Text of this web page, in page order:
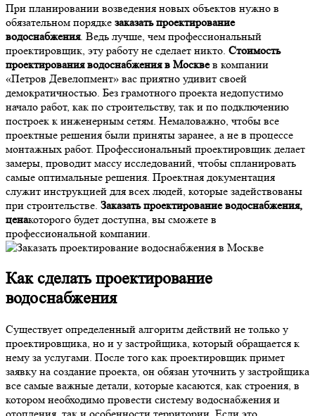
При планировании возведения новых объектов нужно в
обязательном порядке заказать проектирование
водоснабжения. Ведь лучше, чем профессиональный
проектировщик, эту работу не сделает никто. Стоимость
проектирования водоснабжения в Москвев компании
«Петров Девелопмент» вас приятно удивит своей
демократичностью. Без грамотного проекта недопустимо
начало работ, как по строительству, так и по подключению
построек к инженерным сетям. Немаловажно, чтобы все
проектные решения были приняты заранее, а не в процессе
монтажных работ. Профессиональный проектировщик делает
замеры, проводит массу исследований, чтобы спланировать
самые оптимальные решения. Проектная документация
служит инструкцией для всех людей, которые задействованы
при строительстве. Заказать проектирование водоснабжения,
ценакоторого будет доступна, вы сможете в
профессиональной компании.
Каксделать проектирование
водоснабжения
Существует определенный алгоритм действий не только у
проектировщика, но и у застройщика, который обращается к
нему за услугами. После того как проектировщик примет
заявку на создание проекта, он обязан уточнить у застройщика
все самые важные детали, которые касаются, как строения, в
котором необходимо провести систему водоснабжения и
отопления, так и особенности территории. Если это